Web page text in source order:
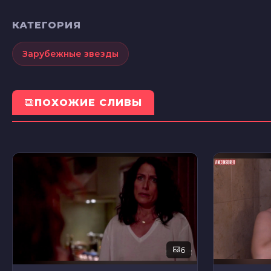
КАТЕГОРИЯ
Зарубежные звезды
ПОХОЖИЕ СЛИВЫ
6